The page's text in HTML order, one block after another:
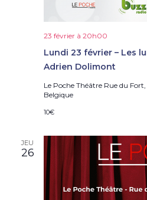
Lundi 23 février – Les
Adrien Dolimont
23 février à 20h00
Le Poche Théâtre Rue du
Belgique
10€
JEU
26